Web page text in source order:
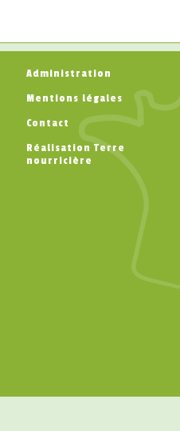
Administration
Mentions légales
Contact
Réalisation Terre
nourricière